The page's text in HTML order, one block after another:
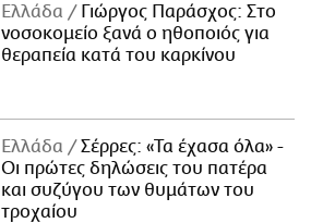
Ελλάδα
Γιώργος Παράσχος: Στο
νοσοκομείο ξανά ο ηθοποιός για
θεραπεία κατά του καρκίνου
Ελλάδα
Σέρρες: «Τα έχασα όλα» -
Οι πρώτες δηλώσεις του πατέρα
και συζύγου των θυμάτων του
τροχαίου